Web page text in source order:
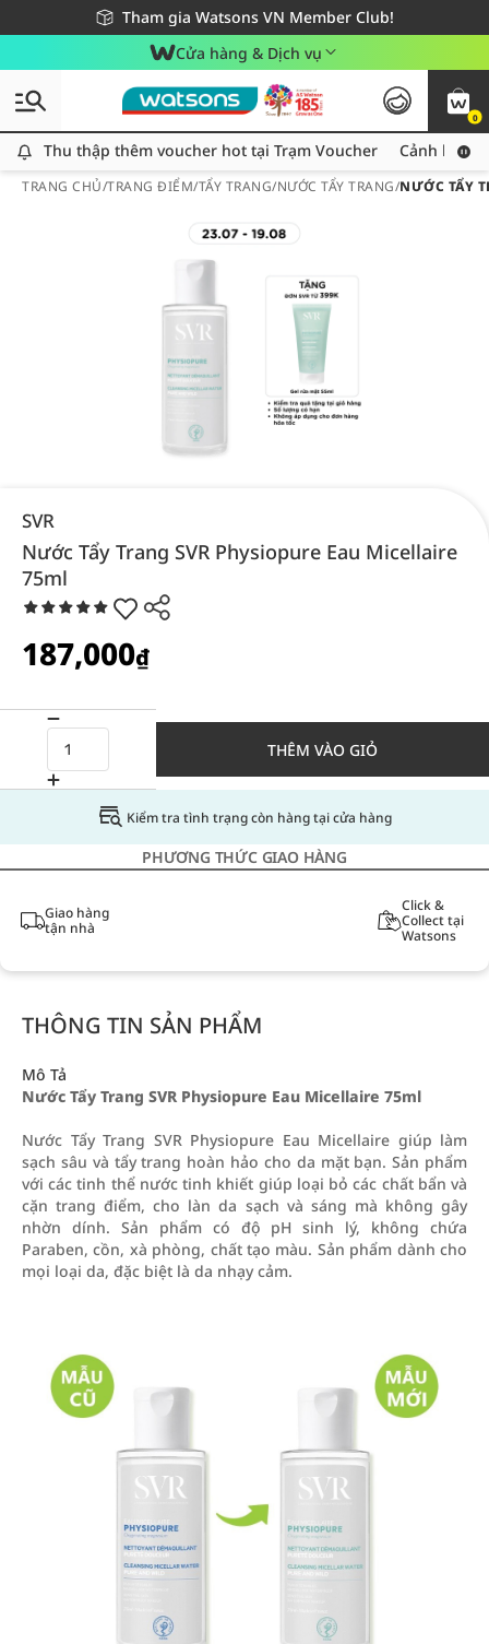
Tham gia Watsons VN Member Club!
Miễn phí giao hàng cho đơn hàng từ 249,000Đ
Giao hàng nhanh 24h - Áp dụng khu vực TP. Hồ Chí Minh
Cửa hàng & Dịch vụ
0
Thu thập thêm voucher hot tại Trạm Voucher
Thu thập thêm voucher hot tại Trạm Voucher Cảnh báo
TRANG CHỦ/TRANG ĐIỂM/TẨY TRANG/NƯỚC TẨY TRANG/NƯỚC TẨY
SVR
Nước Tẩy Trang SVR Physiopure Eau Micellaire
75ml
187,000₫
THÊM VÀO GIỎ
Kiểm tra tình trạng còn hàng tại cửa hàng
PHƯƠNG THỨC GIAO HÀNG
Giao hàng
tận nhà
Click &
Collect tại
Watsons
THÔNG TIN SẢN PHẨM
Mô Tả
Nước Tẩy Trang SVR Physiopure Eau Micellaire 75ml
Nước Tẩy Trang SVR Physiopure Eau Micellaire giúp làm
sạch sâu và tẩy trang hoàn hảo cho da mặt bạn. Sản phẩm
với các tinh thể nước tinh khiết giúp loại bỏ các chất bẩn và
cặn trang điểm, cho làn da sạch và sáng mà không gây
nhờn dính. Sản phẩm có độ pH sinh lý, không chứa
Paraben, cồn, xà phòng, chất tạo màu. Sản phẩm dành cho
mọi loại da, đặc biệt là da nhạy cảm.